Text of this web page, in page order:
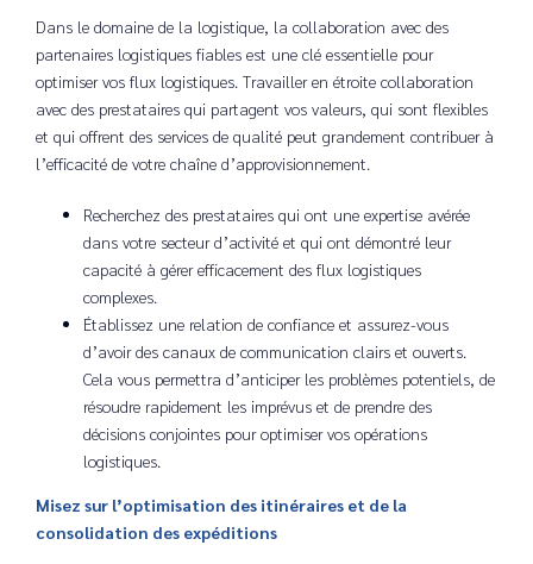
Dans le domaine de la logistique, la collaboration avec des
partenaires logistiques fiables est une clé essentielle pour
optimiser vos flux logistiques. Travailler en étroite collaboration
avec des prestataires qui partagent vos valeurs, qui sont flexibles
et qui offrent des services de qualité peut grandement contribuer à
l’efficacité de votre chaîne d’approvisionnement.
Recherchez des prestataires qui ont une expertise avérée
dans votre secteur d’activité et qui ont démontré leur
capacité à gérer efficacement des flux logistiques
complexes.
Établissez une relation de confiance et assurez-vous
d’avoir des canaux de communication clairs et ouverts.
Cela vous permettra d’anticiper les problèmes potentiels, de
résoudre rapidement les imprévus et de prendre des
décisions conjointes pour optimiser vos opérations
logistiques.
Misez sur l’optimisation des itinéraires et de la
consolidation des expéditions